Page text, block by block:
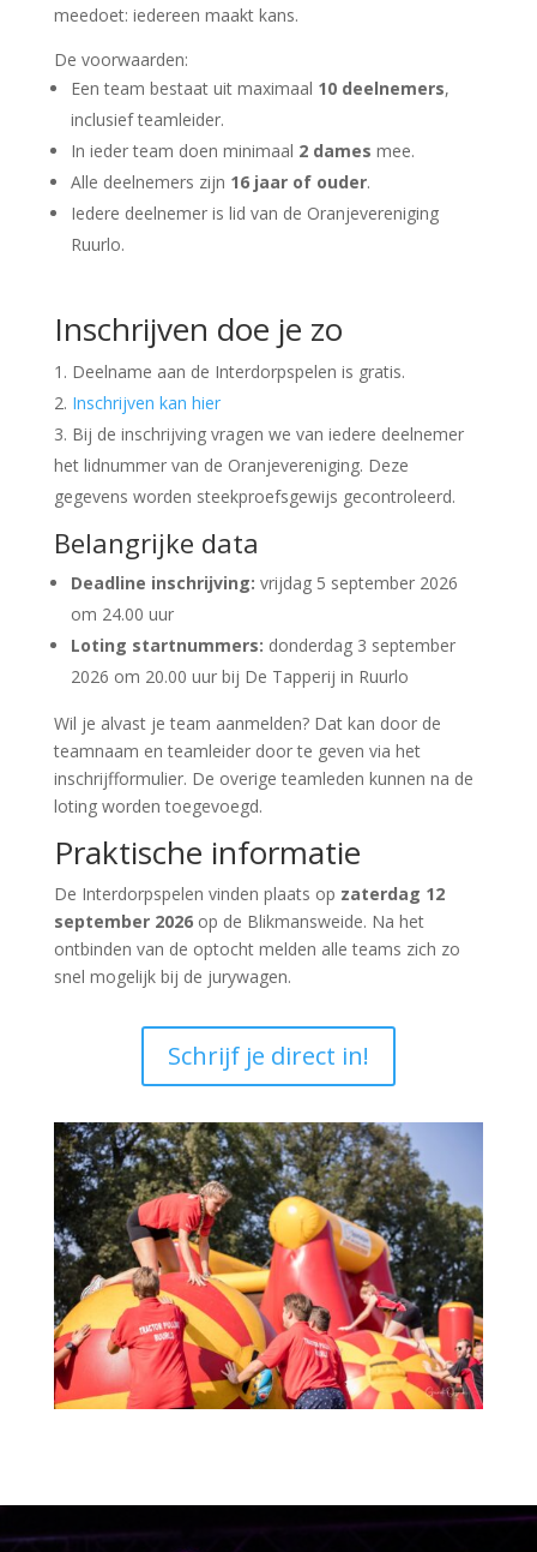
meedoet: iedereen maakt kans.
De voorwaarden:
Een team bestaat uit maximaal 10 deelnemers,
inclusief teamleider.
In ieder team doen minimaal 2 dames mee.
Alle deelnemers zijn 16 jaar of ouder.
Iedere deelnemer is lid van de Oranjevereniging
Ruurlo.
Inschrijven doe je zo
Deelname aan de Interdorpspelen is gratis.
Inschrijven kan hier
Bij de inschrijving vragen we van iedere deelnemer
het lidnummer van de Oranjevereniging. Deze
gegevens worden steekproefsgewijs gecontroleerd.
Belangrijke data
Deadline inschrijving: vrijdag 5 september 2026
om 24.00 uur
Loting startnummers: donderdag 3 september
2026 om 20.00 uur bij De Tapperij in Ruurlo
Wil je alvast je team aanmelden? Dat kan door de
teamnaam en teamleider door te geven via het
inschrijfformulier. De overige teamleden kunnen na de
loting worden toegevoegd.
Praktische informatie
De Interdorpspelen vinden plaats op zaterdag 12
september 2026op de Blikmansweide. Na het
ontbinden van de optocht melden alle teams zich zo
snel mogelijk bij de jurywagen.
Schrijf je direct in!